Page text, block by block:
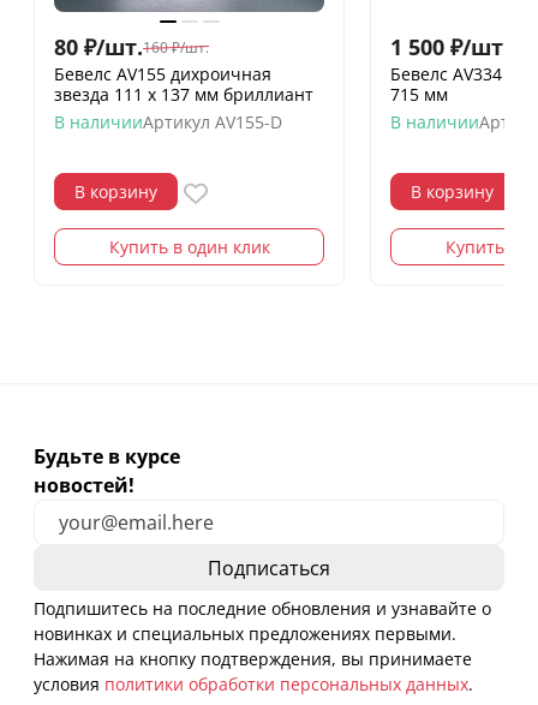
80 ₽/шт.160 ₽/шт.
Бевелс AV155 дихроичная
звезда 111 х 137 мм бриллиант
В наличииАртикул AV155-D
В корзину
Купить в один клик
1 500 ₽/шт.
Бевелс AV334
715 мм
В наличии
В корзину
Купить в
Будьте в курсе
новостей!
Подпишитесь на последние обновления и узнавайте о
новинках и специальных предложениях первыми.
Нажимая на кнопку подтверждения, вы принимаете
условия политики обработки персональных данных.